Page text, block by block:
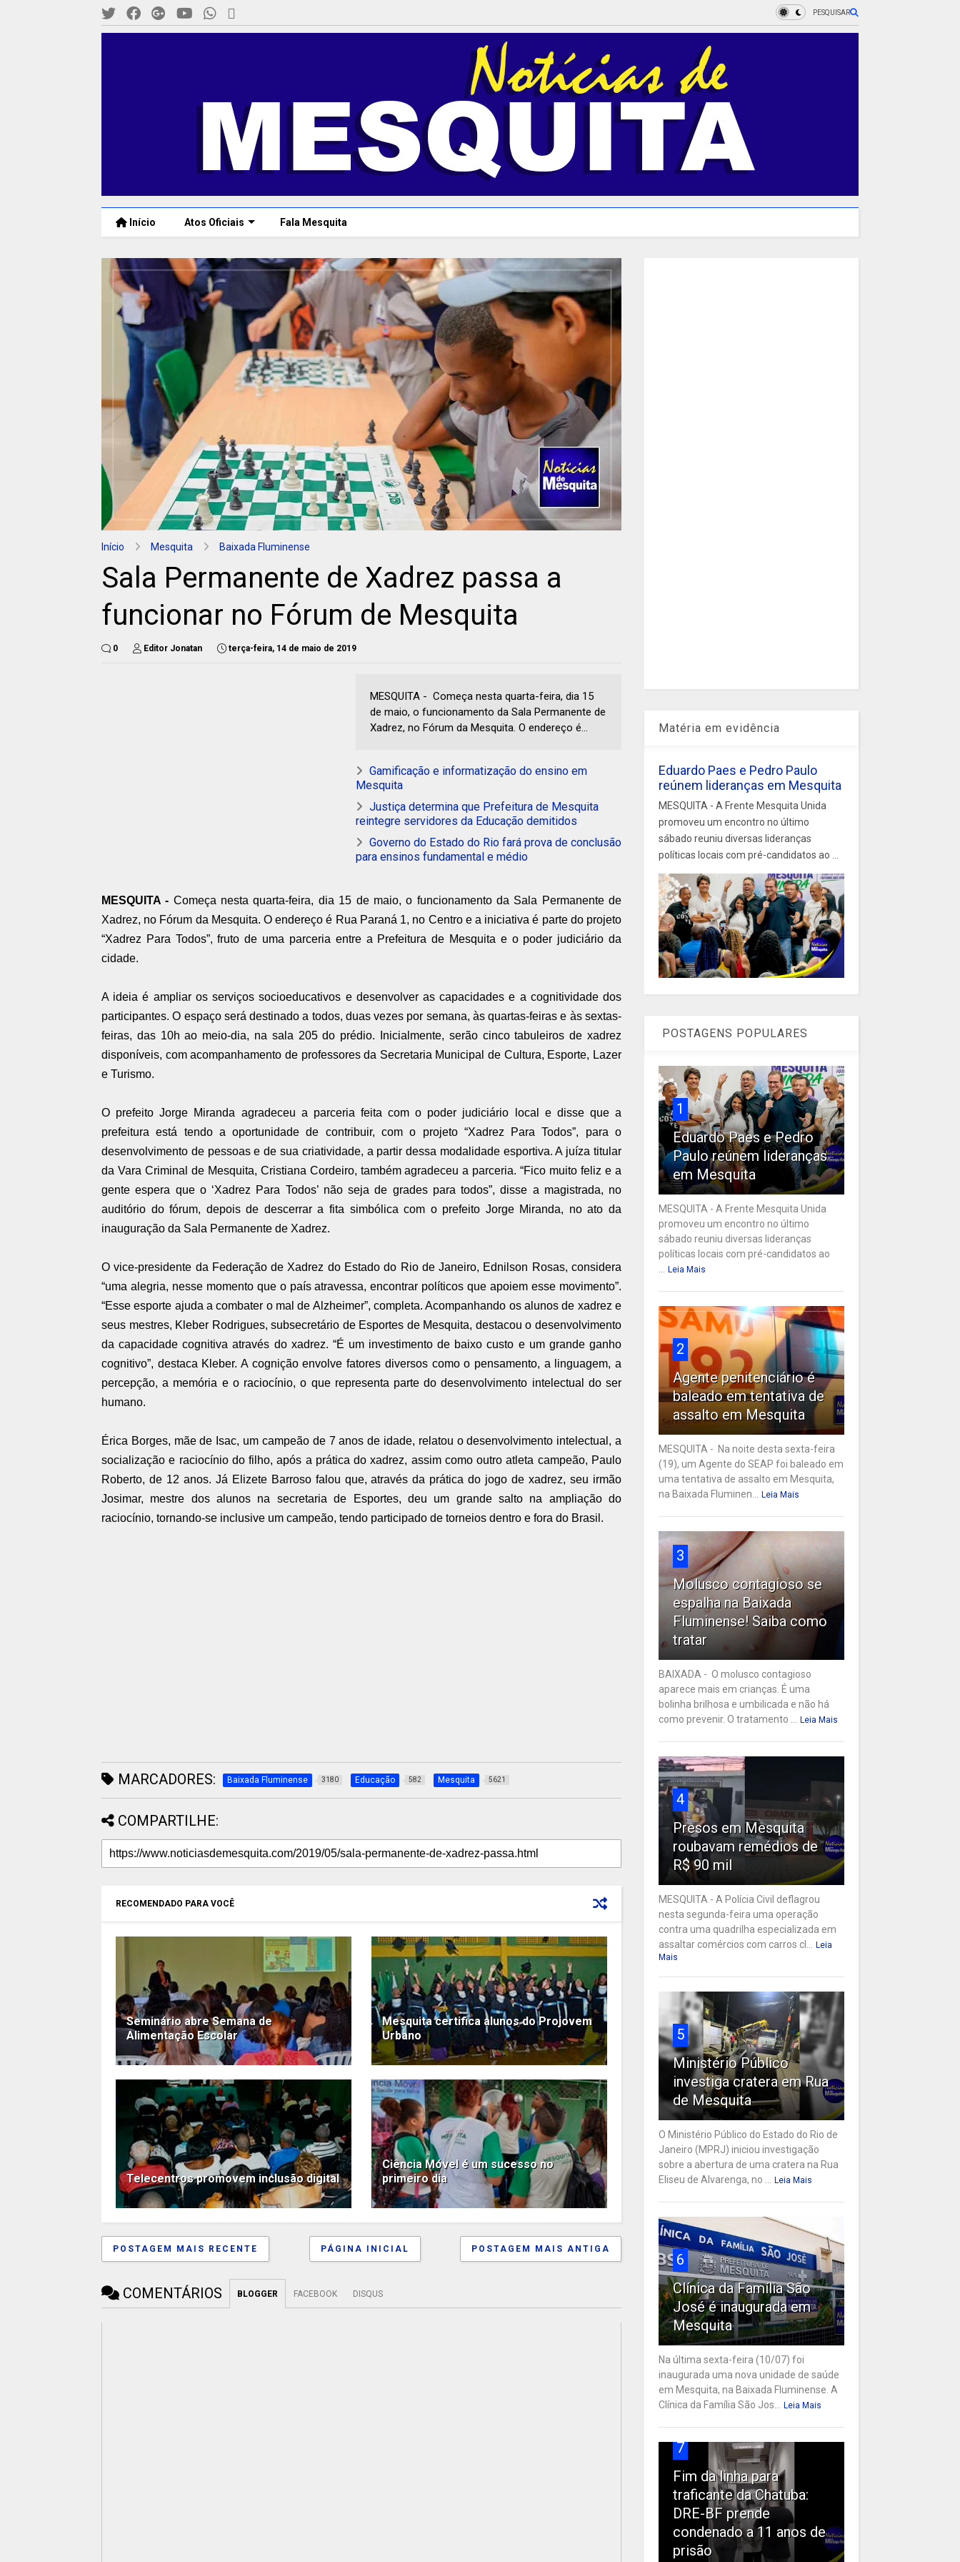
PESQUISAR
Início Atos Oficiais Fala Mesquita
Início Mesquita Baixada Fluminense
Sala Permanente de Xadrez passa a
funcionar no Fórum de Mesquita
0 Editor Jonatan terça-feira, 14 de maio de 2019
MESQUITA - Começa nesta quarta-feira, dia 15
de maio, o funcionamento da Sala Permanente de
Xadrez, no Fórum da Mesquita. O endereço é...
Gamificação e informatização do ensino em
Mesquita
Justiça determina que Prefeitura de Mesquita
reintegre servidores da Educação demitidos
Governo do Estado do Rio fará prova de conclusão
para ensinos fundamental e médio
MESQUITA - Começa nesta quarta-feira, dia 15 de maio, o funcionamento da Sala Permanente de
Xadrez, no Fórum da Mesquita. O endereço é Rua Paraná 1, no Centro e a iniciativa é parte do projeto
“Xadrez Para Todos”, fruto de uma parceria entre a Prefeitura de Mesquita e o poder judiciário da
cidade.
A ideia é ampliar os serviços socioeducativos e desenvolver as capacidades e a cognitividade dos
participantes. O espaço será destinado a todos, duas vezes por semana, às quartas-feiras e às sextas-
feiras, das 10h ao meio-dia, na sala 205 do prédio. Inicialmente, serão cinco tabuleiros de xadrez
disponíveis, com acompanhamento de professores da Secretaria Municipal de Cultura, Esporte, Lazer
e Turismo.
O prefeito Jorge Miranda agradeceu a parceria feita com o poder judiciário local e disse que a
prefeitura está tendo a oportunidade de contribuir, com o projeto “Xadrez Para Todos”, para o
desenvolvimento de pessoas e de sua criatividade, a partir dessa modalidade esportiva. A juíza titular
da Vara Criminal de Mesquita, Cristiana Cordeiro, também agradeceu a parceria. “Fico muito feliz e a
gente espera que o ‘Xadrez Para Todos’ não seja de grades para todos”, disse a magistrada, no
auditório do fórum, depois de descerrar a fita simbólica com o prefeito Jorge Miranda, no ato da
inauguração da Sala Permanente de Xadrez.
O vice-presidente da Federação de Xadrez do Estado do Rio de Janeiro, Ednilson Rosas, considera
“uma alegria, nesse momento que o país atravessa, encontrar políticos que apoiem esse movimento”.
“Esse esporte ajuda a combater o mal de Alzheimer”, completa. Acompanhando os alunos de xadrez e
seus mestres, Kleber Rodrigues, subsecretário de Esportes de Mesquita, destacou o desenvolvimento
da capacidade cognitiva através do xadrez. “É um investimento de baixo custo e um grande ganho
cognitivo”, destaca Kleber. A cognição envolve fatores diversos como o pensamento, a linguagem, a
percepção, a memória e o raciocínio, o que representa parte do desenvolvimento intelectual do ser
humano.
Érica Borges, mãe de Isac, um campeão de 7 anos de idade, relatou o desenvolvimento intelectual, a
socialização e raciocínio do filho, após a prática do xadrez, assim como outro atleta campeão, Paulo
Roberto, de 12 anos. Já Elizete Barroso falou que, através da prática do jogo de xadrez, seu irmão
Josimar, mestre dos alunos na secretaria de Esportes, deu um grande salto na ampliação do
raciocínio, tornando-se inclusive um campeão, tendo participado de torneios dentro e fora do Brasil.
MARCADORES: Baixada Fluminense 3180 Educação 582 Mesquita 5621
COMPARTILHE:
RECOMENDADO PARA VOCÊ
Seminário abre Semana de
Alimentação Escolar
Mesquita certifica alunos do Projovem
Urbano
Telecentros promovem inclusão digital
Ciência Móvel é um sucesso no
primeiro dia
POSTAGEM MAIS RECENTE POSTAGEM MAIS ANTIGA
PÁGINA INICIAL
COMENTÁRIOS BLOGGER FACEBOOK DISQUS
Matéria em evidência
Eduardo Paes e Pedro Paulo
reúnem lideranças em Mesquita
MESQUITA - A Frente Mesquita Unida
promoveu um encontro no último
sábado reuniu diversas lideranças
políticas locais com pré-candidatos ao ...
POSTAGENS POPULARES
1
Eduardo Paes e Pedro
Paulo reúnem lideranças
em Mesquita
MESQUITA - A Frente Mesquita Unida
promoveu um encontro no último
sábado reuniu diversas lideranças
políticas locais com pré-candidatos ao
... Leia Mais
2
Agente penitenciário é
baleado em tentativa de
assalto em Mesquita
MESQUITA - Na noite desta sexta-feira
(19), um Agente do SEAP foi baleado em
uma tentativa de assalto em Mesquita,
na Baixada Fluminen... Leia Mais
3
Molusco contagioso se
espalha na Baixada
Fluminense! Saiba como
tratar
BAIXADA - O molusco contagioso
aparece mais em crianças. É uma
bolinha brilhosa e umbilicada e não há
como prevenir. O tratamento ... Leia Mais
4
Presos em Mesquita
roubavam remédios de
R$ 90 mil
MESQUITA - A Polícia Civil deflagrou
nesta segunda-feira uma operação
contra uma quadrilha especializada em
assaltar comércios com carros cl... Leia
Mais
5
Ministério Público
investiga cratera em Rua
de Mesquita
O Ministério Público do Estado do Rio de
Janeiro (MPRJ) iniciou investigação
sobre a abertura de uma cratera na Rua
Eliseu de Alvarenga, no ... Leia Mais
6
Clínica da Família São
José é inaugurada em
Mesquita
Na última sexta-feira (10/07) foi
inaugurada uma nova unidade de saúde
em Mesquita, na Baixada Fluminense. A
Clínica da Família São Jos... Leia Mais
7
Fim da linha para
traficante da Chatuba:
DRE-BF prende
condenado a 11 anos de
prisão